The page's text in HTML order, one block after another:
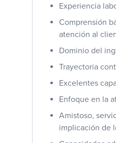
Experiencia
Comprensión
atención al
Dominio del
Trayectoria
Excelentes
Enfoque en la
Amistoso,
implicación de